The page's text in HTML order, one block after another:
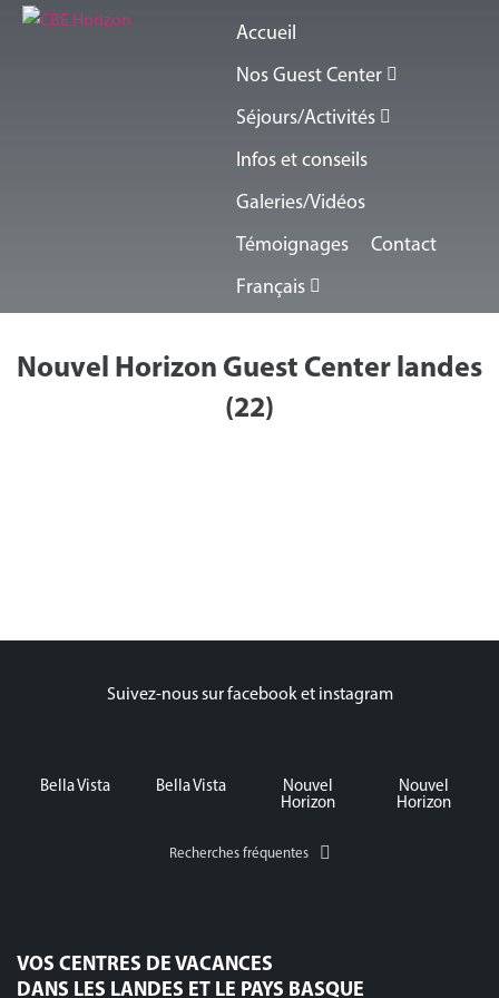
Accueil
Nos Guest Center
Séjours/Activités
Infos et conseils
Galeries/Vidéos
Témoignages
Contact
Français
Nouvel Horizon Guest Center landes
(22)
Suivez-nous sur facebook et instagram
Bella Vista Bella Vista
Nouvel
Horizon
Nouvel
Horizon
Recherches fréquentes
VOS CENTRES DE VACANCES
DANS LES LANDES ET LE PAYS BASQUE